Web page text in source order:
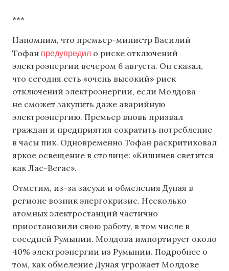
***
Напомним, что премьер-министр Василий
Тофан предупредил о риске отключений
электроэнергии вечером 6 августа. Он сказал,
что сегодня есть «очень высокий» риск
отключений электроэнергии, если Молдова
не сможет закупить даже аварийную
электроэнергию. Премьер вновь призвал
граждан и предприятия сократить потребление
в часы пик. Одновременно Тофан раскритиковал
яркое освещение в столице: «Кишинев светится
как Лас-Вегас».
Отметим, из-за засухи и обмеления Дуная в
регионе возник энергокризис. Несколько
атомных электростанций частично
приостановили свою работу, в том числе в
соседней Румынии. Молдова импортирует около
40% электроэнергии из Румынии. Подробнее о
том, как обмеление Дуная угрожает Молдове